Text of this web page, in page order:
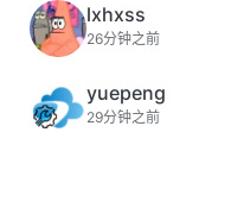
lxhxss
26分钟之前
yuepeng
29分钟之前